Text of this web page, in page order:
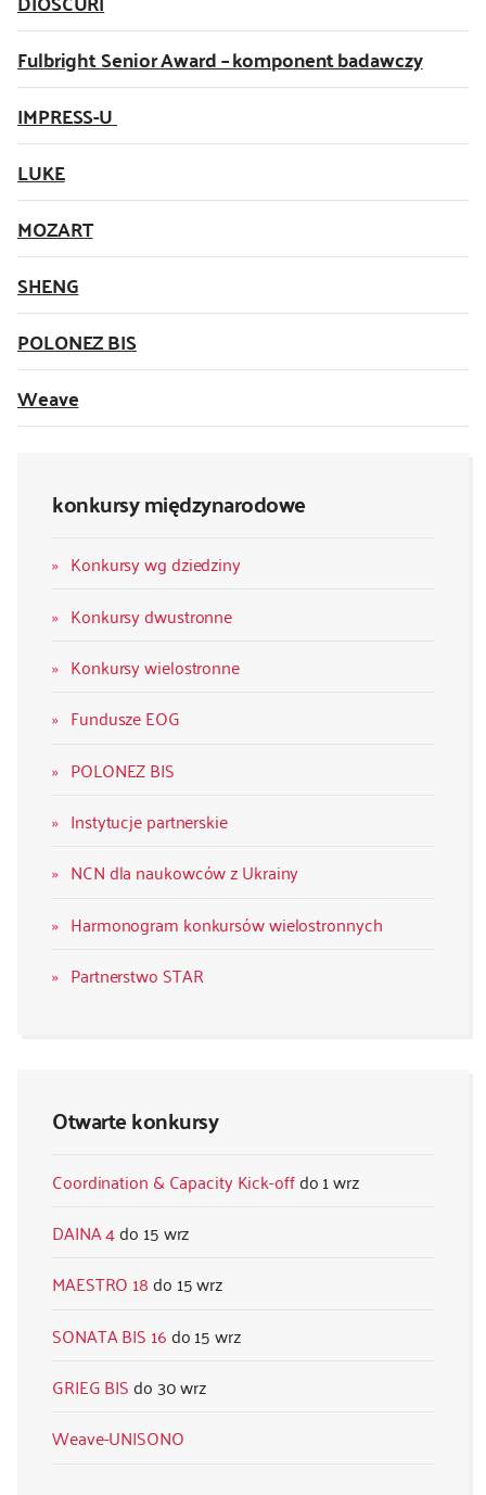
konkursy międzynarodowe
Konkursy wg dziedziny
Konkursy dwustronne
Konkursy wielostronne
Fundusze EOG
POLONEZ BIS
Instytucje partnerskie
NCN dla naukowców z Ukrainy
Harmonogram konkursów wielostronnych
Partnerstwo STAR
Otwarte konkursy
Coordination & Capacity Kick-off
1 wrz
DAINA 4
15 wrz
MAESTRO 18
15 wrz
SONATA BIS 16
15 wrz
GRIEG BIS
30 wrz
Weave-UNISONO
Fulbright Senior Award – komponent badawczy
IMPRESS-U
LUKE
MOZART
SHENG
POLONEZ BIS
Weave